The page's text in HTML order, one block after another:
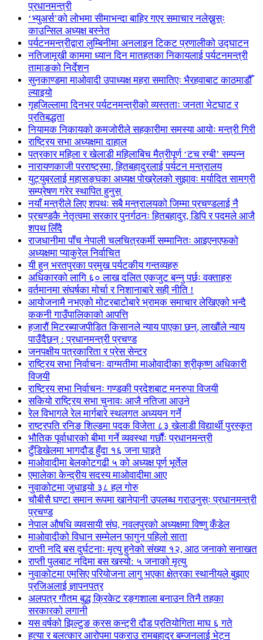
प्रधानमन्त्री
‘भ्युअर्स’को लोभमा सीमाभन्दा बाहिर गएर समाचार नलेख्नुस्ः
काउन्सिल अध्यक्ष बस्नेत
पर्यटनमन्त्रीद्वारा लुम्बिनीमा अनलाइन टिकट प्रणालीको उद्घाटन
नतिजामूखी काममा ध्यान दिन मातहतका निकायलाई पर्यटनमन्त्री
तामाङको निर्देशन
सुनकाण्डमा मा‌ओवादी उपाध्यक्ष महरा समातिएः भैरहवाबाट काठमाडौँ
ल्याइयो
गृहजिल्लामा दिनभर पर्यटनमन्त्रीको व्यस्तताः जनता भेटघाट र
प्रतिबद्धता
नियामक निकायको कमजोरीले सहकारीमा समस्या आयोः मन्त्री गिरी
राष्ट्रिय सभा अध्यक्षमा दाहाल
पत्रकार महिला र खेलाडी महिलाबिच मैत्रीपूर्ण ‘टच रग्बी’ सम्पन्न
नारायणकाजी परराष्ट्रमा, हितबहादुरलाई पर्यटन मन्त्रालय
युट्युबरलाई महासङ्घका अध्यक्ष पोख्रेलको सुझावः मर्यादित सामग्री
सम्प्रेषण गरेर स्थापित हुनुस्
नयाँ मन्त्रीले लिए शपथः सबै मन्त्रालयको जिम्मा प्रचण्डलाई नै
प्रचण्डकै नेतृत्वमा सरकार पुनर्गठनः हितबहादुर, डिपि र पदमले आजै
शपथ लिँदै
राजधानीमा पाँच नेपाली चलचित्रकर्मी सम्मानितः आइएनएफको
अध्यक्षमा प्याकुरेल निर्वाचित
यी हुन् भरतपुरका प्रमुख पर्यटकीय गन्तव्यहरु
अधिकारको लागि ६० लाख दलित एकजुट बन्नु पर्छः वक्ताहरु
वर्तमानमा संघर्षका मोर्चा र निशानाबारे सही नीति !
आयोजनामै नभएको मोटरबाटोबारे भ्रामक समाचार लेखिएको भन्दै
ककनी गाउँपालिकाको आपत्ति
हजारौं मिटरब्याजपीडित किसानले न्याय पाएका छन्, लाखौंले न्याय
पाउँदैछन् : प्रधानमन्त्री प्रचण्ड
जनपक्षीय पत्रकारिता र प्रेस सेन्टर
राष्ट्रिय सभा निर्वाचनः वाग्मतीमा माओवादीका श्रीकृष्ण अधिकारी
विजयी
राष्ट्रिय सभा निर्वाचनः गण्डकी प्रदेशबाट मनरुपा विजयी
सकियो राष्ट्रिय सभा चुनावः आजै नतिजा आउने
रेल विभागले रेल मार्गबारे स्थलगत अध्ययन गर्ने
राष्ट्रपति रनिङ शिल्डमा पदक विजेता ८३ खेलाडी विद्यार्थी पुरस्कृत
भौतिक पूर्वाधारको बीमा गर्ने व्यवस्था गर्छौंः प्रधानमन्त्री
टुँडिखेलमा भागदौड हुँदा १६ जना घाइते
माओवादीमा बेलकोटगढी ५ को अध्यक्ष पूर्ण भूर्तेल
एमालेका केन्द्रीय सदस्य माओ‌वादीमा आए
नुवाकोटमा जुधाइयो ३८ हल गोरु
चौबीसै घण्टा समान रूपमा खानेपानी उपलब्ध गराउनुस्ः प्रधानमन्त्री
प्रचण्ड
नेपाल औषधि व्यवसायी संघ, नवलपुरको अध्यक्षमा विष्णु कँडेल
माओवादीको विधान सम्मेलन फागुन पहिलो साता
राप्ती नदि बस दुर्घटनाः मृत्यु हुनेको संख्या १२, आठ जनाको सनाखत
राप्ती पुलबाट नदिमा बस खस्यो: ५ जनाको मृत्यु
नुवाकोटमा एमसिए परियोजना लागु भएका क्षेत्रका स्थानीयले बुझाए
प्रजिअलाई ज्ञापनपत्र
अलपत्र गौतम बुद्ध क्रिकेट रङ्गशाला बनाउन तिनै तहका
सरकारको लगानी
यस वर्षको झिल्टुङ क्रस कन्ट्री दौड प्रतियोगिता माघ ६ गते
हत्या र बलत्कार आरोपमा पक्राउ रामबहादुर बम्जनलाई भेट्न